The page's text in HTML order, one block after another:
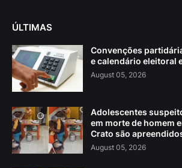
ÚLTIMAS
Convenções
e calendário eleitoral
August 05, 2026
Adolescentes
em morte de homem
Crato são
August 05, 2026